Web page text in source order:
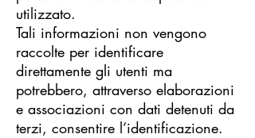
utilizzato.
Tali informazioni non vengono
raccolte per identificare
direttamente gli utenti ma
potrebbero, attraverso elaborazioni
e associazioni con dati detenuti da
terzi, consentire l’identificazione.